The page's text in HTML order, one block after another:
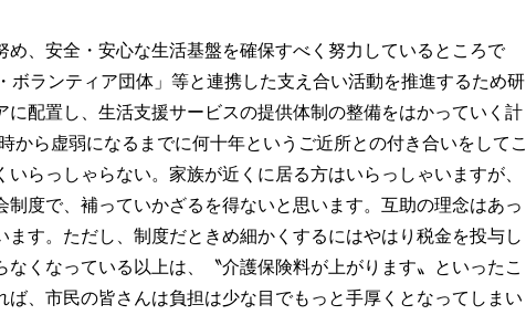
、安全・安心な生活基盤を確保すべく努力しているところで
ランティア団体」等と連携した支え合い活動を推進するため研
配置し、生活支援サービスの提供体制の整備をはかっていく計
ら虚弱になるまでに何十年というご近所との付き合いをしてこ
らっしゃらない。家族が近くに居る方はいらっしゃいますが、
度で、補っていかざるを得ないと思います。互助の理念はあっ
す。ただし、制度だときめ細かくするにはやはり税金を投与し
くなっている以上は、〝介護保険料が上がります〟といったこ
、市民の皆さんは負担は少な目でもっと手厚くとなってしまい